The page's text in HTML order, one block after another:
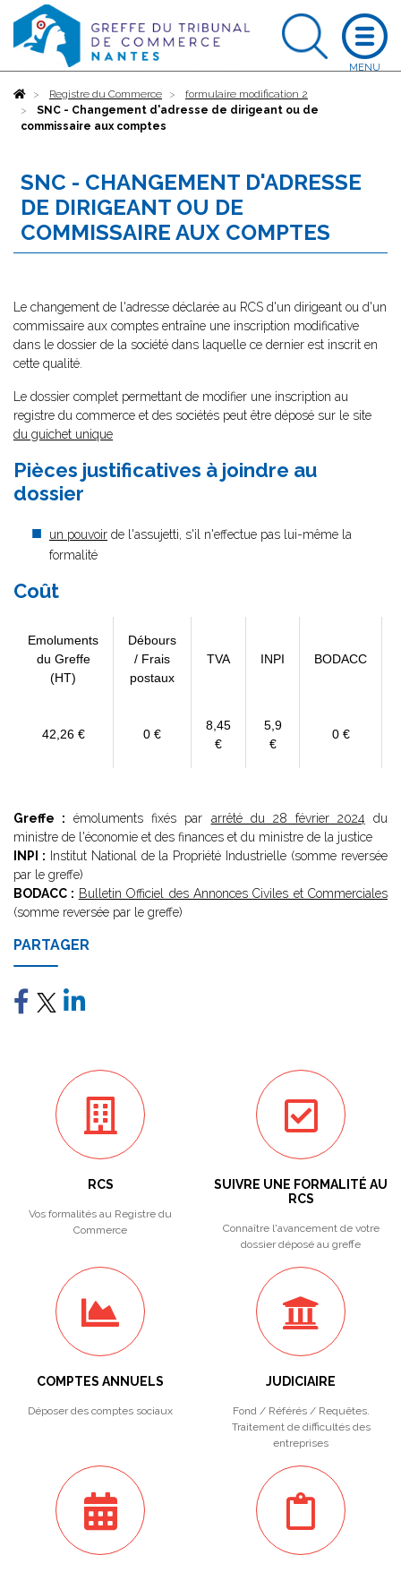
AccueilRegistre du Commerce
formulaire modification 2
SNC - Changement d'adresse de dirigeant ou de
commissaire aux comptes
SNC - CHANGEMENT D'ADRESSE
DE DIRIGEANT OU DE
COMMISSAIRE AUX COMPTES
Le changement de l'adresse déclarée au RCS d'un dirigeant ou d'un
commissaire aux comptes entraîne une inscription modificative
dans le dossier de la société dans laquelle ce dernier est inscrit en
cette qualité.
Le dossier complet permettant de modifier une inscription au
registre du commerce et des sociétés peut être déposé sur le site
du guichet unique
Pièces justificatives à joindre au
dossier
un pouvoir de l'assujetti, s'il n'effectue pas lui-même la
formalité
Coût
Emoluments
du Greffe
(HT)
Débours
/ Frais
postaux
TVA INPI BODACC
42,26 € 0 €
8,45
€
5,9
€
0 €
Greffe : émoluments fixés par arrêté du 28 février 2024 du
ministre de l'économie et des finances et du ministre de la justice
INPI : Institut National de la Propriété Industrielle (somme reversée
par le greffe)
BODACC : Bulletin Officiel des Annonces Civiles et Commerciales
(somme reversée par le greffe)
PARTAGER
RCS
Vos formalités au Registre du
Commerce
SUIVRE UNE FORMALITÉ AU
RCS
Connaître l'avancement de votre
dossier déposé au greffe
COMPTES ANNUELS
Déposer des comptes sociaux
JUDICIAIRE
Fond / Référés / Requêtes.
Traitement de difficultés des
entreprises